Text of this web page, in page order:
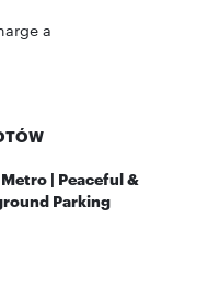
a
| Peaceful &
Parking